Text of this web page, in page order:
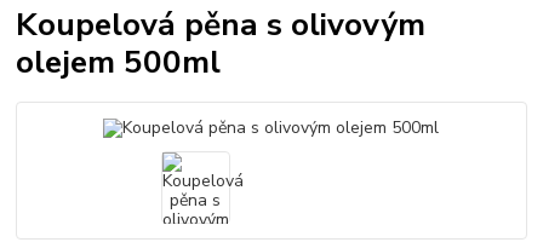
Koupelová pěna s olivovým
olejem 500ml